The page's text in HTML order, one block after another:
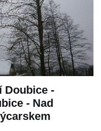
Doubice -
- Nad